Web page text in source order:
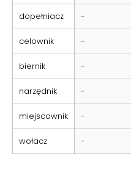
dopełniacz -
celownik -
biernik -
narzędnik -
miejscownik -
wołacz -